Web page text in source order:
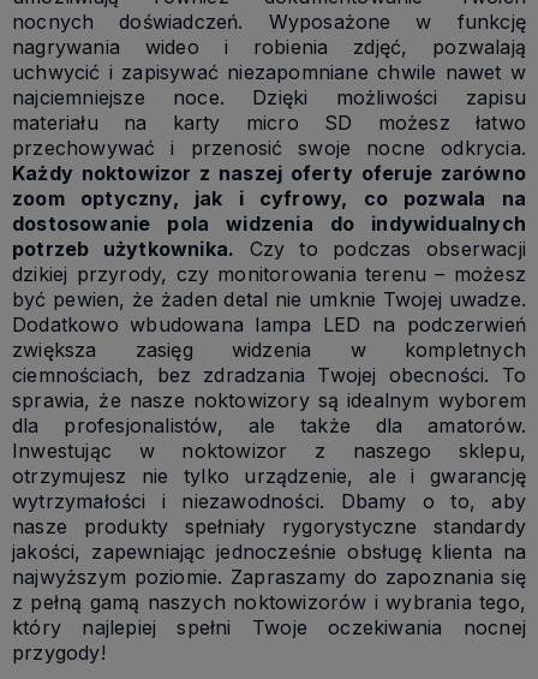
nocnych doświadczeń. Wyposażone w funkcję
nagrywania wideo i robienia zdjęć, pozwalają
uchwycić i zapisywać niezapomniane chwile nawet w
najciemniejsze noce. Dzięki możliwości zapisu
materiału na karty micro SD możesz łatwo
przechowywać i przenosić swoje nocne odkrycia.
Każdy noktowizor z naszej oferty oferuje zarówno
zoom optyczny, jak i cyfrowy, co pozwala na
dostosowanie pola widzenia do indywidualnych
potrzeb użytkownika. Czy to podczas obserwacji
dzikiej przyrody, czy monitorowania terenu – możesz
być pewien, że żaden detal nie umknie Twojej uwadze.
Dodatkowo wbudowana lampa LED na podczerwień
zwiększa zasięg widzenia w kompletnych
ciemnościach, bez zdradzania Twojej obecności. To
sprawia, że nasze noktowizory są idealnym wyborem
dla profesjonalistów, ale także dla amatorów.
Inwestując w noktowizor z naszego sklepu,
otrzymujesz nie tylko urządzenie, ale i gwarancję
wytrzymałości i niezawodności. Dbamy o to, aby
nasze produkty spełniały rygorystyczne standardy
jakości, zapewniając jednocześnie obsługę klienta na
najwyższym poziomie. Zapraszamy do zapoznania się
z pełną gamą naszych noktowizorów i wybrania tego,
który najlepiej spełni Twoje oczekiwania nocnej
przygody!